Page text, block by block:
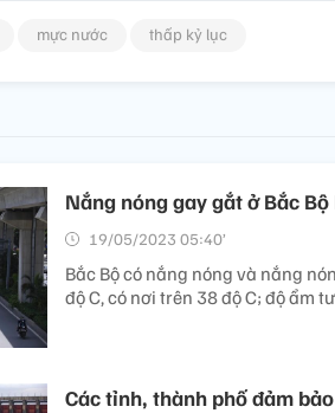
mực nước thấp kỷ lục
Nắng nóng gay gắt ở Bắc
19/05/2023 05:40’
Bắc Bộ có nắng nóng và nắng
độ C, có nơi trên 38 độ C; độ ẩm
Các tỉnh, thành phố đảm